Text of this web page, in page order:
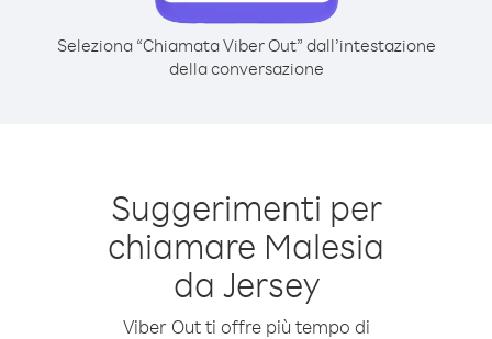
Seleziona “Chiamata Viber Out” dall’intestazione
della conversazione
Suggerimenti per
chiamare Malesia
da Jersey
Viber Out ti offre più tempo di